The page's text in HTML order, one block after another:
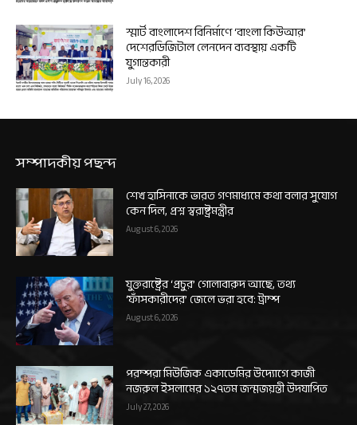
স্মার্ট বাংলাদেশ বিনির্মাণে ‘বাংলা কিউআর’
দেশেরডিজিটাল লেনদেন ব্যবস্থায় একটি
যুগান্তকারী
July 16, 2026
সম্পাদকীয় পছন্দ
শেখ হাসিনাকে ভারত গণমাধ্যমে কথা বলার সুযোগ
কেন দিল, প্রশ্ন স্বরাষ্ট্রমন্ত্রীর
August 6, 2026
যুক্তরাষ্ট্রের ‘প্রচুর’ গোলাবারুদ আছে, তথ্য
‘ফাঁসকারীদের’ জেলে ভরা হবে: ট্রাম্প
August 6, 2026
পরম্পরা মিউজিক একাডেমির উদ্যোগে কাজী
নজরুল ইসলামের ১২৭তম জন্মজয়ন্তী উদযাপিত
July 27, 2026